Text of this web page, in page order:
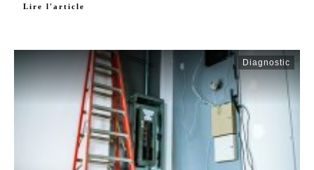
Lire l'article
Diagnostic